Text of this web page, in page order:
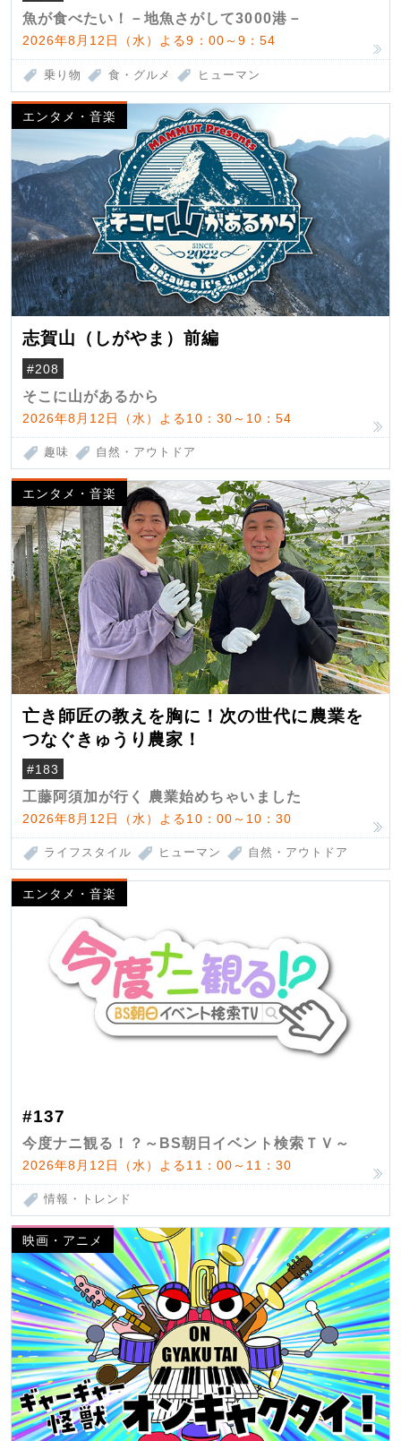
魚が食べたい！－地魚さがして3000港－
2026年8月12日（水）よる9：00～9：54
乗り物 食・グルメ ヒューマン
エンタメ・音楽
志賀山（しがやま）前編
#208
そこに山があるから
2026年8月12日（水）よる10：30～10：54
趣味 自然・アウトドア
エンタメ・音楽
亡き師匠の教えを胸に！次の世代に農業を
つなぐきゅうり農家！
#183
工藤阿須加が行く 農業始めちゃいました
2026年8月12日（水）よる10：00～10：30
ライフスタイル ヒューマン 自然・アウトドア
エンタメ・音楽
#137
今度ナニ観る！？～BS朝日イベント検索ＴＶ～
2026年8月12日（水）よる11：00～11：30
情報・トレンド
映画・アニメ